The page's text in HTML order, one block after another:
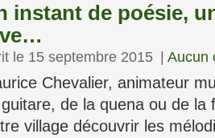
instant de poésie,
le 15 septembre 2015 Aucun
Chevalier, animateur
de la quena ou de la
village découvrir les